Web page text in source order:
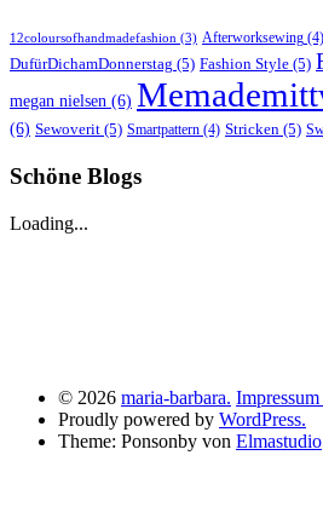
12coloursofhandmadefashion (3) Afterworksewing (4)
DufürDichamDonnerstag (5) Fashion Style (5)
megan nielsen (6)
(6) Sewoverit (5) Smartpattern (4) Stricken (5)
Schöne Blogs
Loading...
© 2026 maria-barbara.
Proudly powered by WordPress.
Theme: Ponsonby von Elmastudio